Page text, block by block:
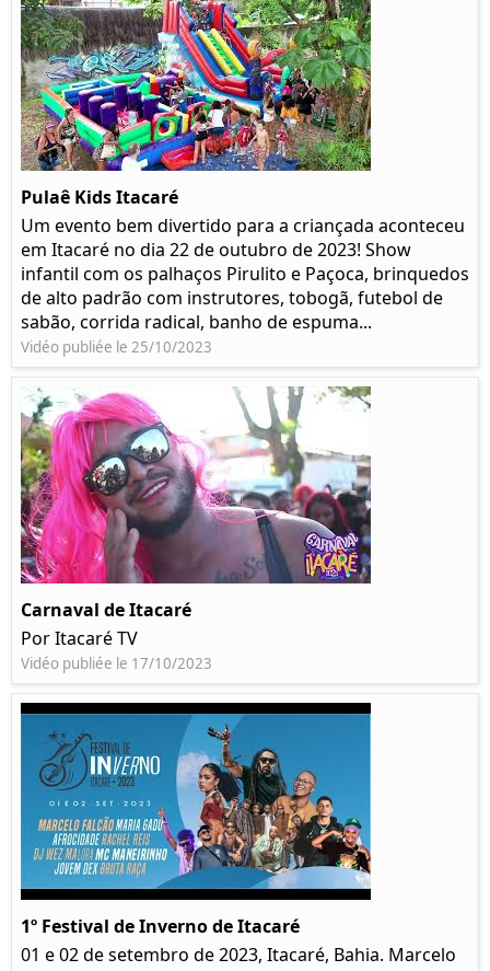
Pulaê Kids Itacaré
Um evento bem divertido para a criançada aconteceu
em Itacaré no dia 22 de outubro de 2023! Show
infantil com os palhaços Pirulito e Paçoca, brinquedos
de alto padrão com instrutores, tobogã, futebol de
sabão, corrida radical, banho de espuma...
Vidéo publiée le 25/10/2023
Carnaval de Itacaré
Por Itacaré TV
Vidéo publiée le 17/10/2023
1º Festival de Inverno de Itacaré
01 e 02 de setembro de 2023, Itacaré, Bahia. Marcelo